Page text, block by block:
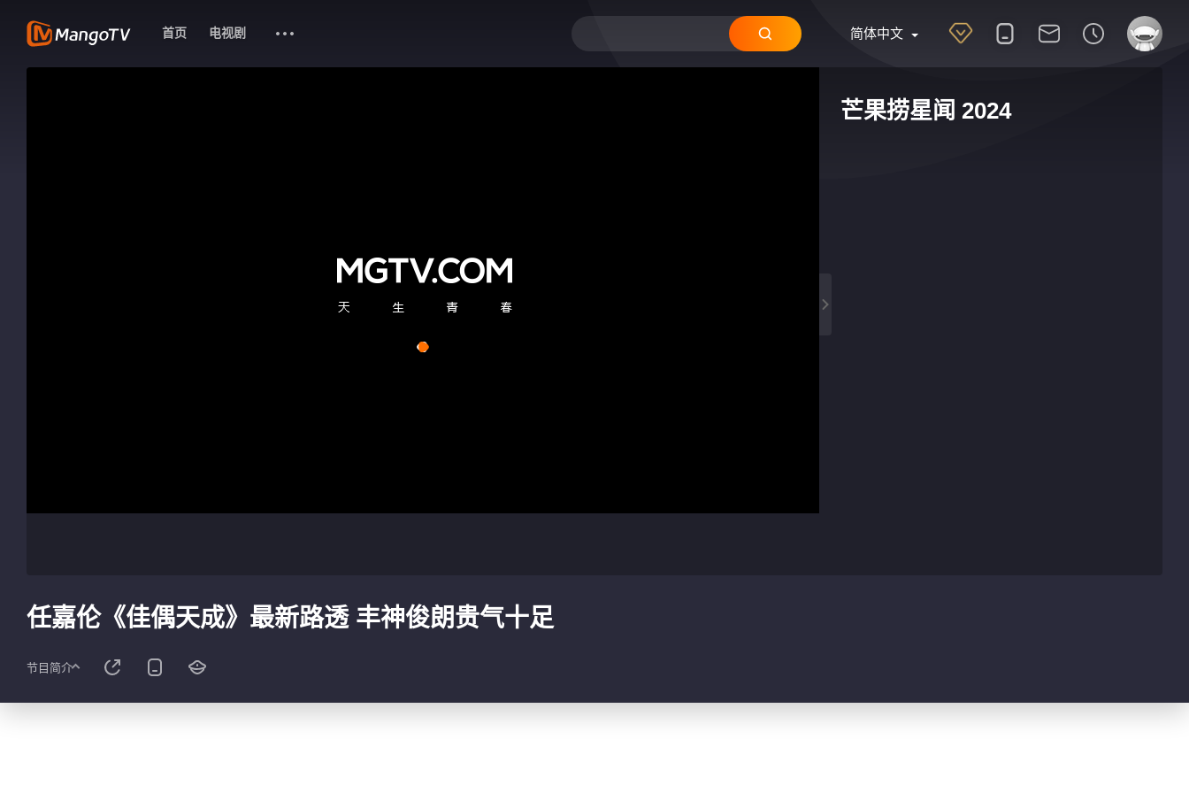
简体中文
首页 电视剧
芒果捞星闻 2024
任嘉伦《佳偶天成》最新路透 丰神俊朗贵气十足
节目简介